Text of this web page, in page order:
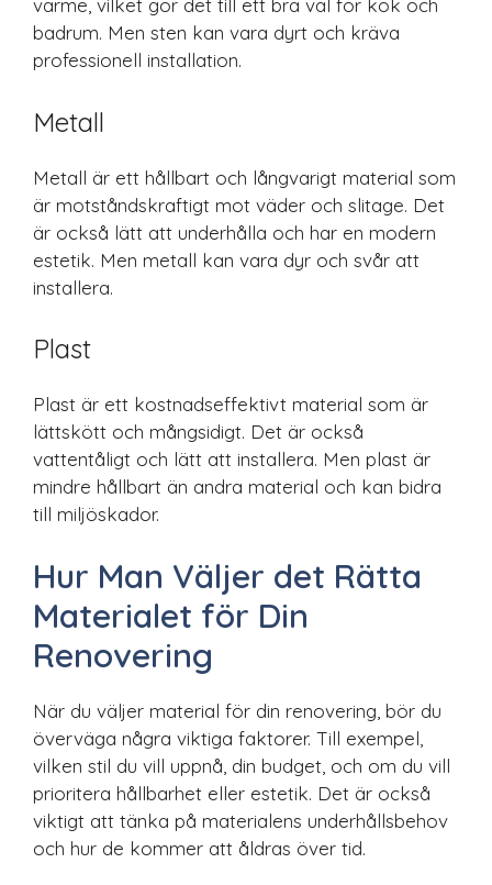
värme, vilket gör det till ett bra val för kök och
badrum. Men sten kan vara dyrt och kräva
professionell installation.
Metall
Metall är ett hållbart och långvarigt material som
är motståndskraftigt mot väder och slitage. Det
är också lätt att underhålla och har en modern
estetik. Men metall kan vara dyr och svår att
installera.
Plast
Plast är ett kostnadseffektivt material som är
lättskött och mångsidigt. Det är också
vattentåligt och lätt att installera. Men plast är
mindre hållbart än andra material och kan bidra
till miljöskador.
Hur Man Väljer det Rätta
Materialet för Din
Renovering
När du väljer material för din renovering, bör du
överväga några viktiga faktorer. Till exempel,
vilken stil du vill uppnå, din budget, och om du vill
prioritera hållbarhet eller estetik. Det är också
viktigt att tänka på materialens underhållsbehov
och hur de kommer att åldras över tid.